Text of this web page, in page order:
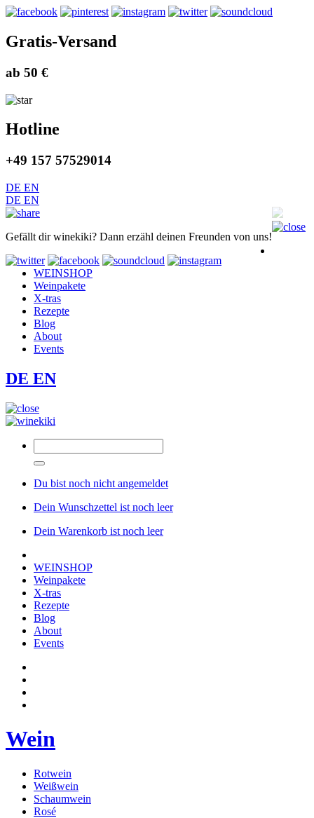
Gratis-Versand
ab 50 €
Hotline
+49 157 57529014
DE EN
DE EN
Gefällt dir winekiki? Dann erzähl deinen Freunden von uns!
WEINSHOP
Weinpakete
X-tras
Rezepte
Blog
About
Events
DE EN
Du bist noch nicht angemeldet
Dein Wunschzettel ist noch leer
Dein Warenkorb ist noch leer
WEINSHOP
Weinpakete
X-tras
Rezepte
Blog
About
Events
Wein
Rotwein
Weißwein
Schaumwein
Rosé